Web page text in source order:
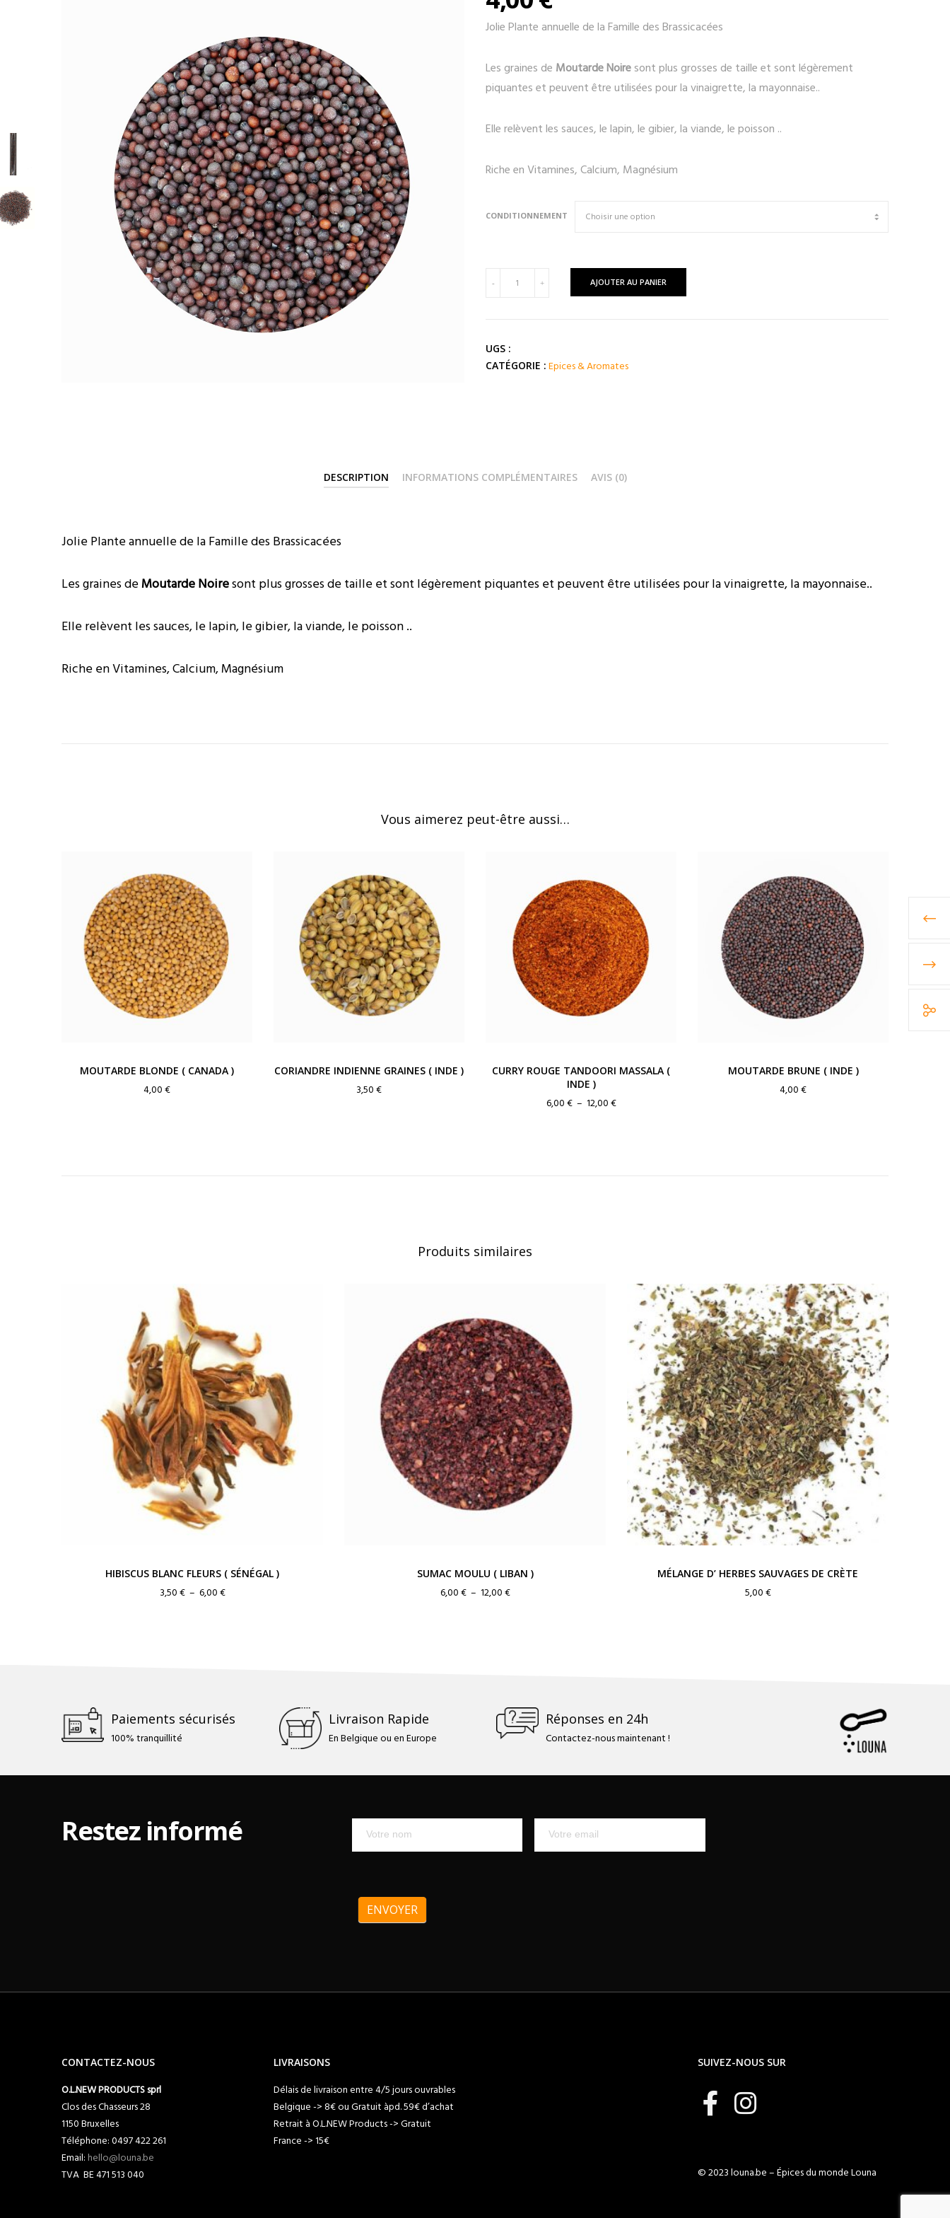
Jolie Plante annuelle de la Famille des Brassicacées
Les graines de Moutarde Noiresont plus grosses de taille et sont légèrement
piquantes et peuvent être utilisées pour la vinaigrette, la mayonnaise..
Elle relèvent les sauces, le lapin, le gibier, la viande, le poisson ..
Riche en Vitamines, Calcium, Magnésium
CONDITIONNEMENT
(
Inde
- + AJOUTER AU PANIER
UGS :
CATÉGORIE : Epices & Aromates
DESCRIPTION INFORMATIONS COMPLÉMENTAIRES AVIS (0)
Jolie Plante annuelle de la Famille des Brassicacées
Les graines deMoutarde Noiresont plus grosses de taille et sont légèrement piquantes et peuvent être utilisées pour la vinaigrette, la mayonnaise..
Elle relèvent les sauces, le lapin, le gibier, la viande, le poisson ..
Riche en Vitamines, Calcium, Magnésium
Vous aimerez peut-être aussi…
MOUTARDE BLONDE ( CANADA )
4,00€
CORIANDRE INDIENNE GRAINES ( INDE )
3,50€
CURRY ROUGE TANDOORI MASSALA (
INDE )
6,00€ – 12,00€Plage
MOUTARDE BRUNE ( INDE )
4,00€
Produits similaires
HIBISCUS BLANC FLEURS ( SÉNÉGAL )
3,50€ – 6,00€Plage
SUMAC MOULU ( LIBAN )
6,00€ – 12,00€Plage
MÉLANGE D’ HERBES SAUVAGES DE CRÈTE
5,00€
Paiements sécurisés
100% tranquillité
Livraison Rapide
En Belgique ou en Europe
Réponses en 24h
Contactez-nous maintenant !
Restez informé
ENVOYER
CONTACTEZ-NOUS
O.L.NEW PRODUCTS sprl
Clos des Chasseurs 28
1150 Bruxelles
Téléphone: 0497 422 261
Email:hello@louna.be
TVA BE 471 513 040
LIVRAISONS
Délais de livraison entre 4/5 jours ouvrables
Belgique -> 8€ ou Gratuit àpd. 59€ d’achat
Retrait à O.L.NEW Products -> Gratuit
France -> 15€
SUIVEZ-NOUS SUR
© 2023 louna.be – Épices du monde Louna